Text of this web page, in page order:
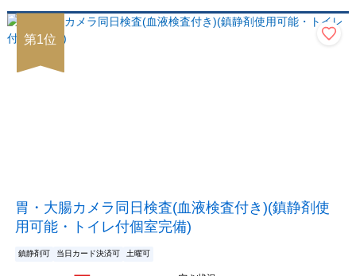
第1位
胃・大腸カメラ同日検査(血液検査付き)(鎮静剤使
用可能・トイレ付個室完備)
鎮静剤可 当日カード決済可 土曜可